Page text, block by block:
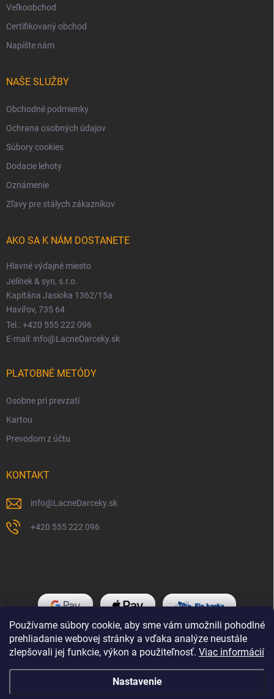
Používame súbory cookie, aby sme vám umožnili pohodlné
prehliadanie webovej stránky a vďaka analýze neustále
zlepšovali jej funkcie, výkon a použiteľnosť. Viac informácií
Nastavenie
Veľkoobchod
Certifikovaný obchod
Napíšte nám
NAŠE SLUŽBY
Obchodné podmienky
Ochrana osobných údajov
Súbory cookies
Dodacie lehoty
Oznámenie
Zľavy pre stálych zákazníkov
AKO SA K NÁM DOSTANETE
Hlavné výdajné miesto
Jelínek & syn, s.r.o.
Kapitána Jasioka 1362/15a
Havířov, 735 64
Tel.: +420 555 222 096
E-mail: info@LacneDarceky.sk
PLATOBNÉ METÓDY
Osobne pri prevzatí
Kartou
Prevodom z účtu
KONTAKT
info@LacneDarceky.sk
+420 555 222 096